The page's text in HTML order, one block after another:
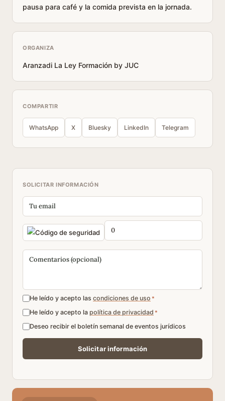
pausa para café y la comida prevista en la jornada.
ORGANIZA
Aranzadi La Ley Formación by JUC
COMPARTIR
WhatsApp X Bluesky LinkedIn Telegram
SOLICITAR INFORMACIÓN
He leído y acepto las condiciones de uso *
He leído y acepto la política de privacidad *
Deseo recibir el boletín semanal de eventos jurídicos